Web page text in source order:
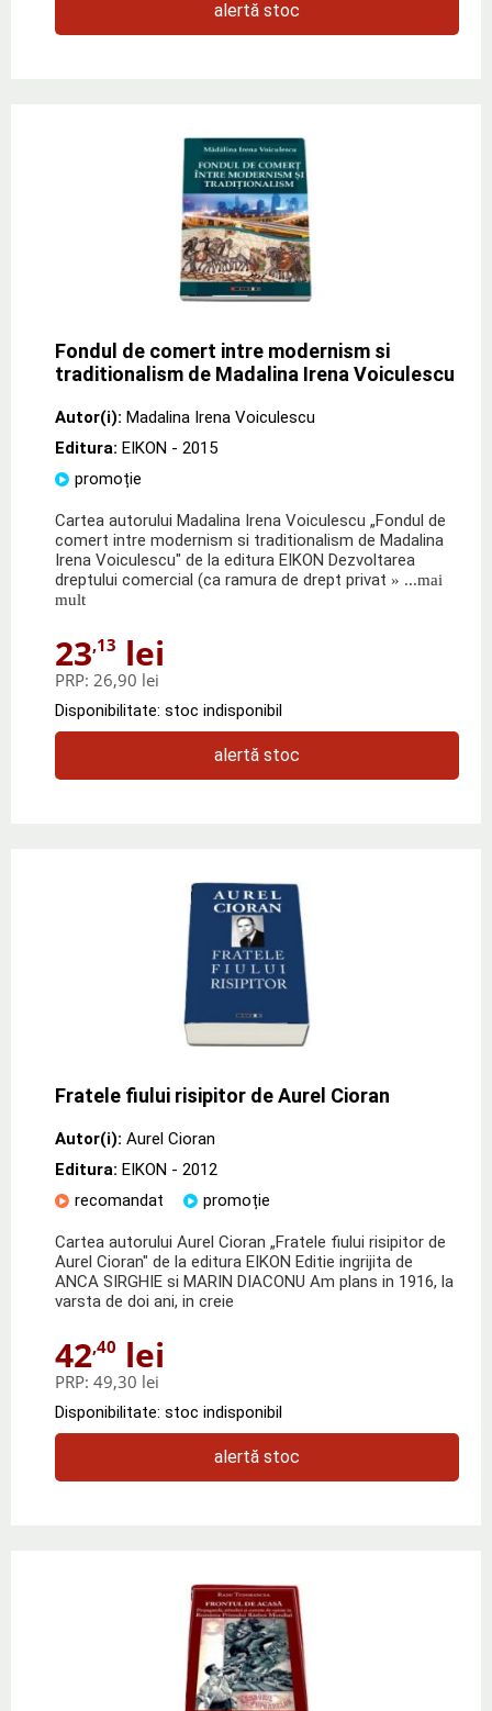
alertă stoc
Fondul de comert intre modernism si
traditionalism de Madalina Irena Voiculescu
Autor(i): Madalina Irena Voiculescu
Editura: EIKON - 2015
promoție
Cartea autorului Madalina Irena Voiculescu „Fondul de
comert intre modernism si traditionalism de Madalina
Irena Voiculescu" de la editura EIKON Dezvoltarea
dreptului comercial (ca ramura de drept privat » ...mai
mult
23,13 lei
PRP: 26,90 lei
Disponibilitate: stoc indisponibil
alertă stoc
Fratele fiului risipitor de Aurel Cioran
Autor(i): Aurel Cioran
Editura: EIKON - 2012
recomandat
promoție
Cartea autorului Aurel Cioran „Fratele fiului risipitor de
Aurel Cioran" de la editura EIKON Editie ingrijita de
ANCA SIRGHIE si MARIN DIACONU Am plans in 1916, la
varsta de doi ani, in creie
42,40 lei
PRP: 49,30 lei
Disponibilitate: stoc indisponibil
alertă stoc